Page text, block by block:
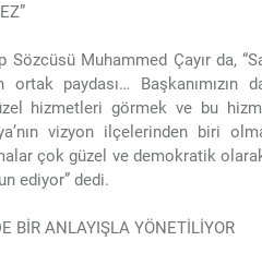
Muhammed Çayır da,
paydası… Başkanımızın
hizmetleri görmek ve bu
vizyon ilçelerinden biri
çok güzel ve demokratik
ediyor” dedi.
BİR ANLAYIŞLA YÖNETİLİYOR